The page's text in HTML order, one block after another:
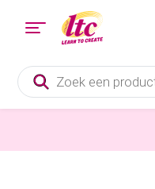
Producten
zoeken